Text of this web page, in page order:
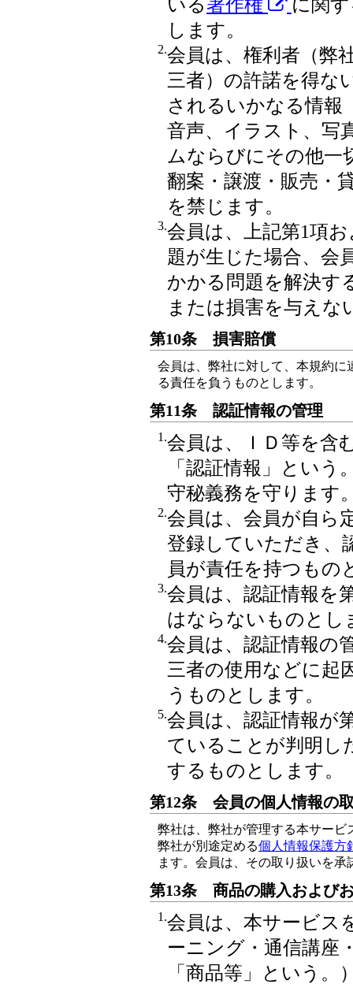
いる著作権
に関
します。
2.会員は、権利者（弊
三者）の許諾を得な
されるいかなる情報
音声、イラスト、写
ムならびにその他一
翻案・譲渡・販売・
を禁じます。
3.会員は、上記第1項
題が生じた場合、会
かかる問題を解決す
または損害を与えな
第10条 損害賠償
会員は、弊社に対して、本規約
る責任を負うものとします。
第11条 認証情報の管理
1.会員は、ＩＤ等を含
「認証情報」とい
守秘義務を守ります
2.会員は、会員が自ら
登録していただき、
員が責任を持つもの
3.会員は、認証情報を
はならないものとし
4.会員は、認証情報の
三者の使用などに起
うものとします。
5.会員は、認証情報が
ていることが判明し
するものとします。
第12条 会員の個人情報の
弊社は、弊社が管理する本サー
弊社が別途定める個人情報保護方
ます。会員は、その取り扱いを
第13条 商品の購入および
1.会員は、本サービス
ーニング・通信講座
「商品等」という